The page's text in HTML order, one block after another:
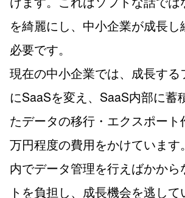
を綺麗にし、中小企業が成長し
必要です。
現在の中小企業では、成長する
にSaaSを変え、SaaS内部に蓄
たデータの移行・エクスポート
万円程度の費用をかけています
内でデータ管理を行えばかから
トを負担し、成長機会を逃し